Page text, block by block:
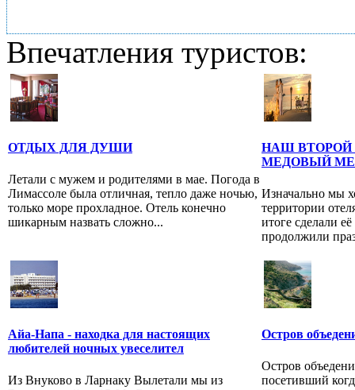
Впечатления туристов:
ОТДЫХ ДЛЯ ДУШИ
Летали с мужем и родителями в мае. Погода в
Лимассоле была отличная, тепло даже ночью,
только море прохладное. Отель конечно
шикарным назвать сложно...
НАШ ВТОРОЙ
МЕДОВЫЙ
Изначально мы
территории
итоге сделали
продолжили
Айа-Напа - находка для настоящих
любителей ночных увеселител
Из Внуково в Ларнаку Вылетали мы из
Остров
Остров
посетивший